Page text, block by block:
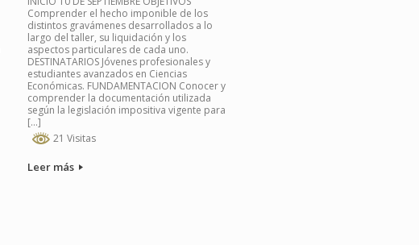
Comprender el hecho imponible de los
distintos gravámenes desarrollados a lo
largo del taller, su liquidación y los
aspectos particulares de cada uno.
DESTINATARIOS Jóvenes profesionales y
estudiantes avanzados en Ciencias
Económicas. FUNDAMENTACION Conocer y
comprender la documentación utilizada
según la legislación impositiva vigente para
[…]
21 Visitas
Leer más